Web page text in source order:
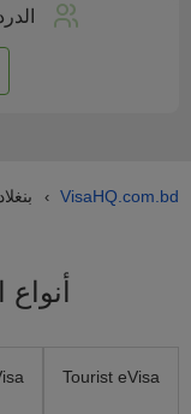
VisaHQ.com.bd
›
Tourist eVisa